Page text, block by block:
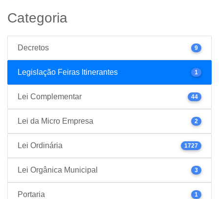
Categoria
Decretos 9
Legislação Feiras Itinerantes 1
Lei Complementar 44
Lei da Micro Empresa 2
Lei Ordinária 1727
Lei Orgânica Municipal 3
Portaria 1